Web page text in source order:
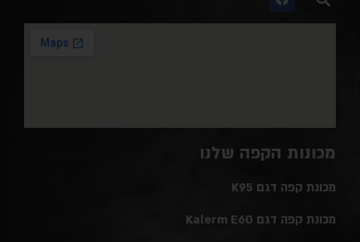
מכונות הקפה שלנו
מכונת קפה דגם K95
מכונת קפה דגם Kalerm E60